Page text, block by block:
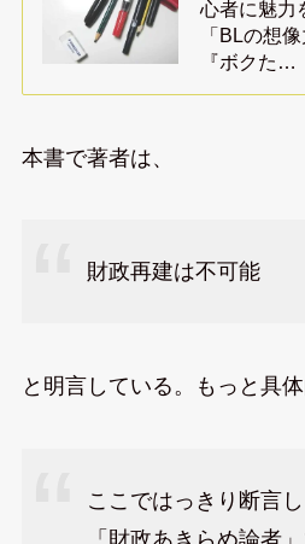
心者に魅力
「BLの想
『ボクた…
本書で著者は、
財政再建は不可能
と明言している。もっと具体
ここではっきり断言
「財政あきらめ論者